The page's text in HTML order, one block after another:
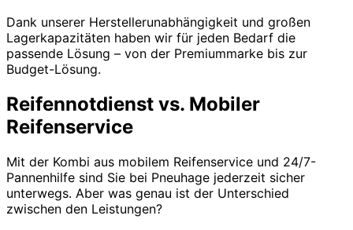
Dank unserer Herstellerunabhängigkeit und großen
Lagerkapazitäten haben wir für jeden Bedarf die
passende Lösung – von der Premiummarke bis zur
Budget-Lösung.
Reifennotdienst vs. Mobiler
Reifenservice
Mit der Kombi aus mobilem Reifenservice und 24/7-
Pannenhilfe sind Sie bei Pneuhage jederzeit sicher
unterwegs. Aber was genau ist der Unterschied
zwischen den Leistungen?